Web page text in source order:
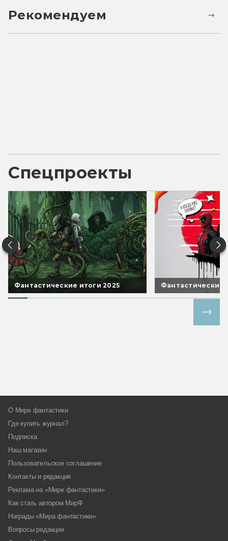
Рекомендуем
Спецпроекты
Фантастические итоги 2025 Фантастические
О Мире фантастики
Где купить журнал?
Подписка
Наш магазин
Пользовательское соглашение
Контакты и редакция
Реклама на «Мире фантастики»
Как стать автором МирФ
Награды «Мира фантастики»
Вопросы редакции